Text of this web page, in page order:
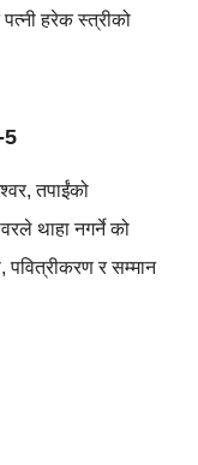
हरेक स्त्रीको
5
तपाईंको
थाहा नगर्ने को
र सम्मान